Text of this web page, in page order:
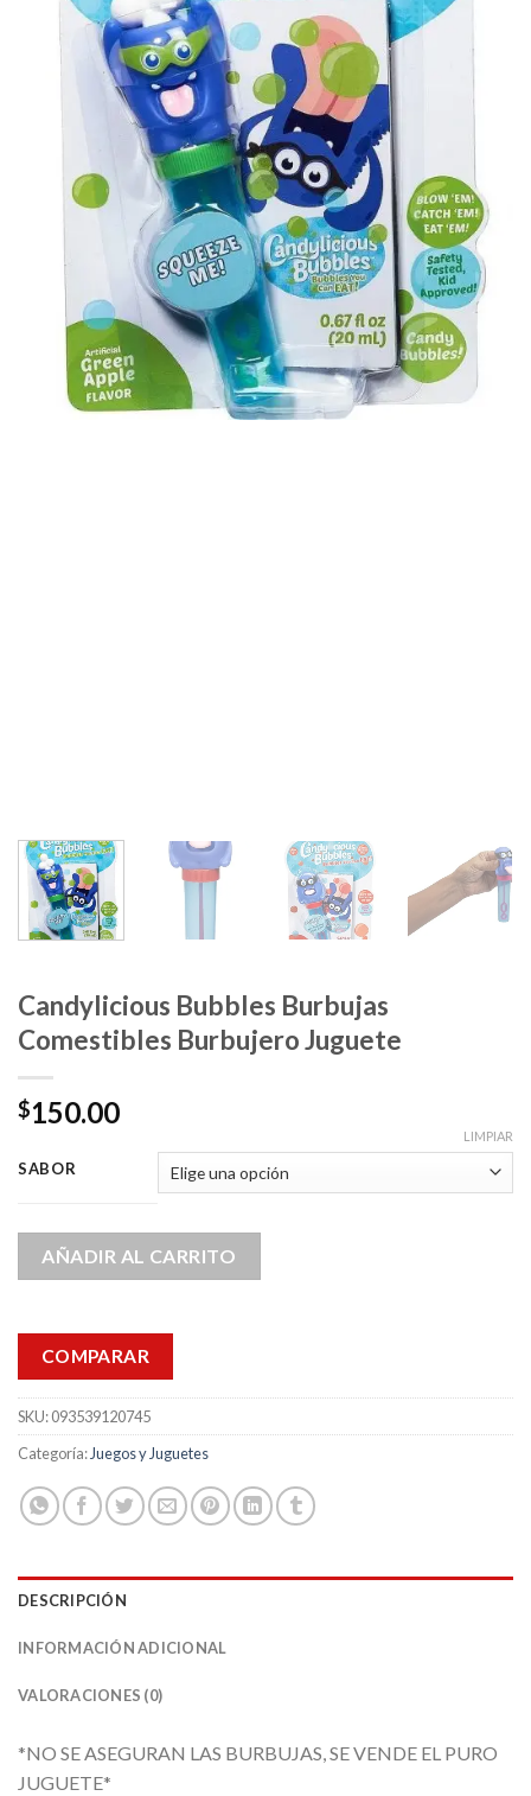
Candylicious Bubbles Burbujas
Comestibles Burbujero Juguete
$150.00
SABOR
LIMPIAR
AÑADIR AL CARRITO
COMPARAR
SKU:093539120745
Categoría:Juegos y Juguetes
DESCRIPCIÓN
INFORMACIÓN ADICIONAL
VALORACIONES (0)
*NO SE ASEGURAN LAS BURBUJAS, SE VENDE EL PURO
JUGUETE*